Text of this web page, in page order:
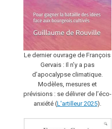
Le dernier ouvrage de François
Gervais : Il n’y a pas
d’apocalypse climatique.
Modèles, mesures et
prévisions : se délivrer de l’éco-
anxiété (L'artilleur 2025).